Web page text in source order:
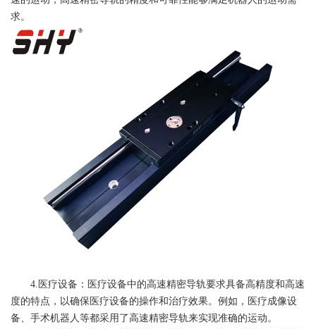
求。
4.医疗设备：医疗设备中的高速精密导轨要求具备高精度和高速
度的特点，以确保医疗设备的操作和治疗效果。例如，医疗成像设
备、手术机器人等都采用了高速精密导轨来实现准确的运动。